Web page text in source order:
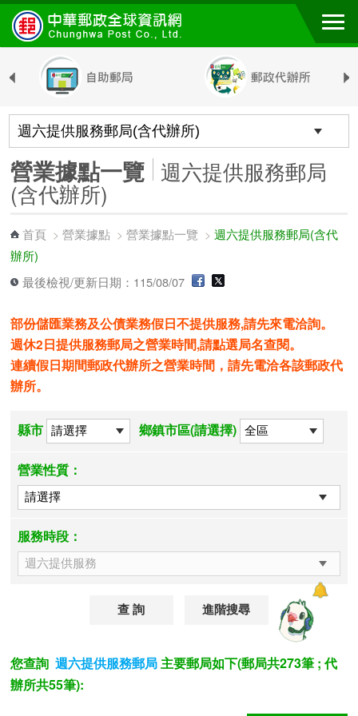
跳到主要內容區塊
營業據點一覽 週六提供服務郵局
(含代辦所)
首頁 >營業據點 >營業據點一覽 >週六提供服務郵局(含代
辦所)
最後檢視/更新日期：115/08/07
部份儲匯業務及公債業務假日不提供服務,請先來電洽詢。
週休2日提供服務郵局之營業時間,請點選局名查閱。
連續假日期間郵政代辦所之營業時間，請先電洽各該郵政代
辦所。
縣市 鄉鎮市區(請選擇)
營業性質：
服務時段：
進階搜尋
您查詢 週六提供服務郵局 主要郵局如下(郵局共273筆 ; 代
辦所共55筆):